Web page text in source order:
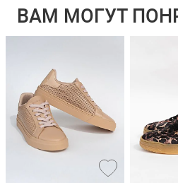
ВАМ МОГУТ